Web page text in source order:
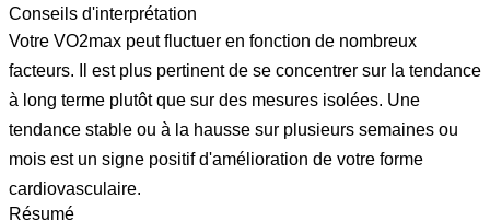
Conseils d'interprétation
Votre VO2max peut fluctuer en fonction de nombreux
facteurs. Il est plus pertinent de se concentrer sur la tendance
à long terme plutôt que sur des mesures isolées. Une
tendance stable ou à la hausse sur plusieurs semaines ou
mois est un signe positif d'amélioration de votre forme
cardiovasculaire.
Résumé